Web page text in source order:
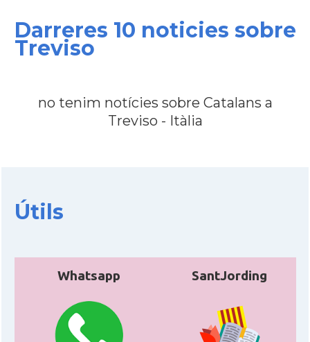
CAMON
Acció
Delegació Delegació del Govern a Itàlia
Consolat Consolat general a Milano
Darreres 10 noticies sobre
Treviso
no tenim notícies sobre Catalans a
Treviso - Itàlia
Útils
Whatsapp SantJording